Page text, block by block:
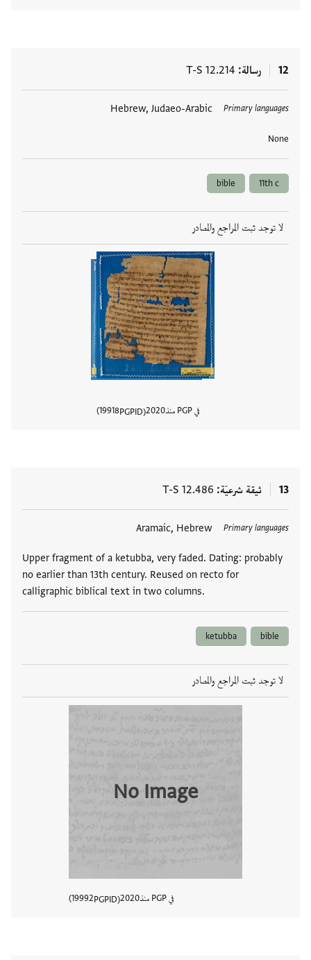
12 رسالة T-S 12.214
Primary languages
Hebrew, Judaeo-Arabic
None
العلامات
11th c
bible
لا توجد ثبت المراجع والمصادر
في PGP منذ 2020
PGPID
19918
13 ثيقة شرعيّة T-S 12.486
Primary languages
Aramaic, Hebrew
Upper fragment of a ketubba, very faded. Dating: probably
no earlier than 13th century. Reused on recto for
calligraphic biblical text in two columns.
العلامات
bible
ketubba
لا توجد ثبت المراجع والمصادر
No Image
في PGP منذ 2020
PGPID
19992